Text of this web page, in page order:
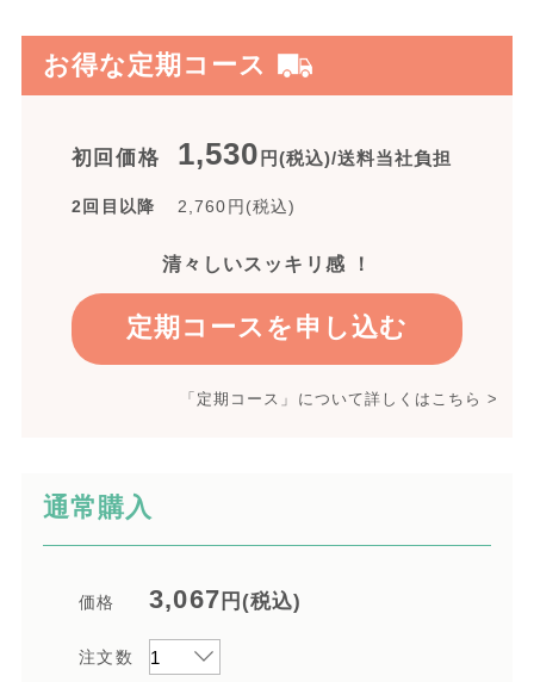
お得な定期コース
初回価格 1,530 円(税込)/送料当社負担
2回目以降 2,760 円(税込)
清々しいスッキリ感 ！
定期コースを申し込む
「定期コース」について詳しくはこちら >
通常購入
価格 3,067 円(税込)
注文数